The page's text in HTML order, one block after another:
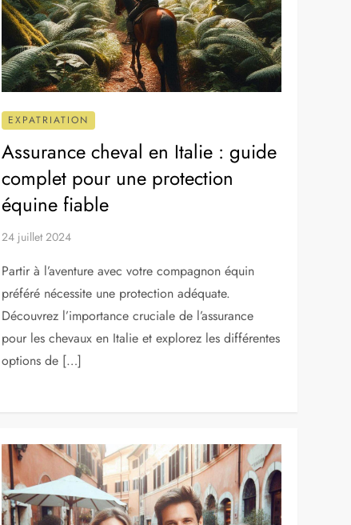
EXPATRIATION
Assurance cheval en Italie : guide
complet pour une protection
équine fiable
24 juillet 2024
Partir à l’aventure avec votre compagnon équin
préféré nécessite une protection adéquate.
Découvrez l’importance cruciale de l’assurance
pour les chevaux en Italie et explorez les différentes
options de […]